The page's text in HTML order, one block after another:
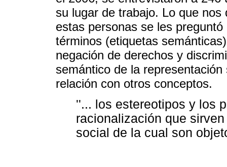
su lugar de trabajo. Lo que
estas personas se les
términos (etiquetas
negación de derechos y
semántico de la
relación con otros conceptos.
''... los estereotipos y los
racionalización que
social de la cual son